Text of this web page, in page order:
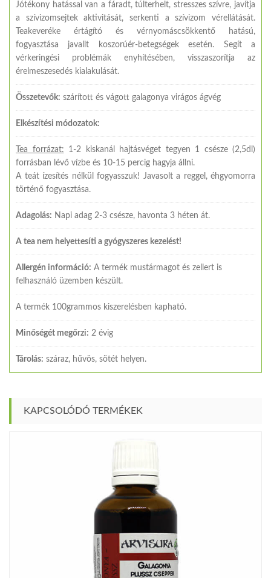
Jótékony hatással van a fáradt, túlterhelt, stresszes szívre, javítja
a szívizomsejtek aktivitását, serkenti a szívizom vérellátását.
Teakeveréke értágító és vérnyomáscsökkentő hatású,
fogyasztása javallt koszorúér-betegségek esetén. Segít a
vérkeringési problémák enyhítésében, visszaszorítja az
érelmeszesedés kialakulását.
Összetevők: szárított és vágott galagonya virágos ágvég
Elkészítési módozatok:
Tea forrázat: 1-2 kiskanál hajtásvéget tegyen 1 csésze (2,5dl)
forrásban lévő vízbe és 10-15 percig hagyja állni.
A teát ízesítés nélkül fogyasszuk! Javasolt a reggel, éhgyomorra
történő fogyasztása.
Adagolás: Napi adag 2-3 csésze, havonta 3 héten át.
A tea nem helyettesíti a gyógyszeres kezelést!
Allergén információ: A termék mustármagot és zellert is
felhasználó üzemben készült.
A termék 100grammos kiszerelésben kapható.
Minőségét megőrzi: 2 évig
Tárolás: száraz, hűvös, sötét helyen.
KAPCSOLÓDÓ TERMÉKEK